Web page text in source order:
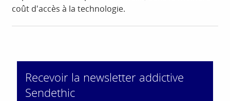
coût d'accès à la technologie.
Recevoir la newsletter addictive
Sendethic